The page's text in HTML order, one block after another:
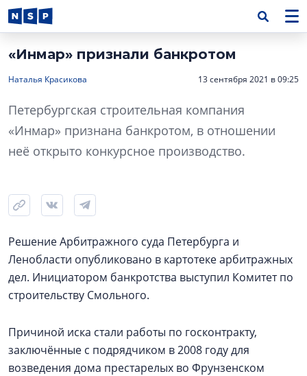
«Инмар» признали банкротом
Наталья Красикова 13 сентября 2021 в 09:25
Петербургская строительная компания
«Инмар» признана банкротом, в отношении
неё открыто конкурсное производство.
Решение Арбитражного суда Петербурга и
Ленобласти опубликовано в картотеке арбитражных
дел. Инициатором банкротства выступил Комитет по
строительству Смольного.
Причиной иска стали работы по госконтракту,
заключённые с подрядчиком в 2008 году для
возведения дома престарелых во Фрунзенском